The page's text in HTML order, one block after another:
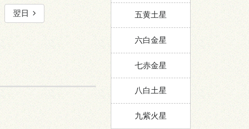
翌日 五黄土星
六白金星
七赤金星
八白土星
九紫火星